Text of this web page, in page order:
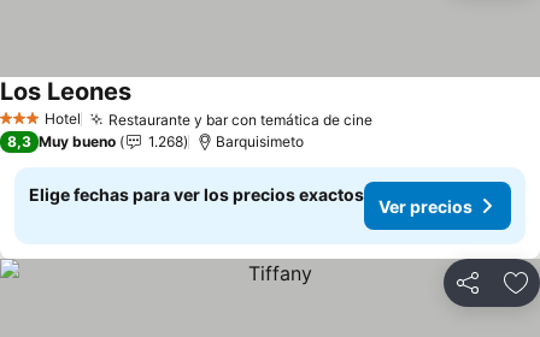
3 Estrellas
Hotel Restaurante y bar con temática de cineVer precios
Los LeonesVer precios
8,3 Muy bueno 1.268 Barquisimeto
Elige fechas para ver los precios exactos
Ver precios
Compartir